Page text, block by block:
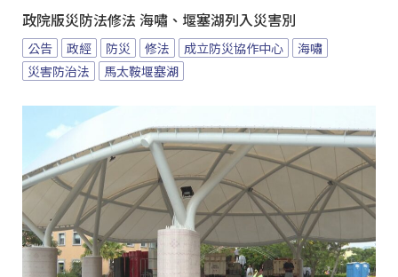
政院版災防法修法 海嘯、堰塞湖列入災害別
公告 政經 防災 修法 成立防災協作中心
海嘯
災害防治法
馬太鞍堰塞湖